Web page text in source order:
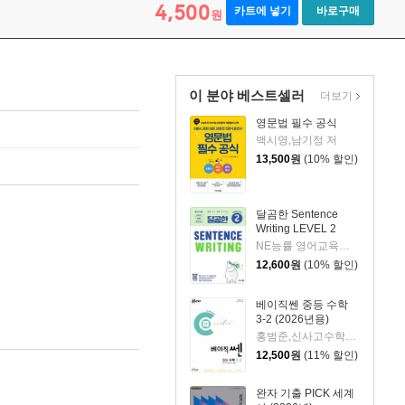
4,500원 카트에 넣기 바로구매
이 분야 베스트셀러
영문법 필수 공식
백시영,남기정 저
13,500원 (10% 할인)
달곰한 Sentence
Writing LEVEL 2
NE능률 영어교육연구소 저
12,600원 (10% 할인)
베이직쎈 중등 수학
3-2 (2026년용)
홍범준,신사고수학콘텐츠연구회 공저
12,500원 (11% 할인)
완자 기출 PICK 세계
더보기